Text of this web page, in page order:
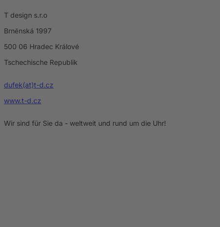
T design s.r.o
Brněnská 1997
500 06 Hradec Králové
Tschechische Republik
dufek(at)t-d.cz
www.t-d.cz
Wir sind für Sie da - weltweit und rund um die Uhr!